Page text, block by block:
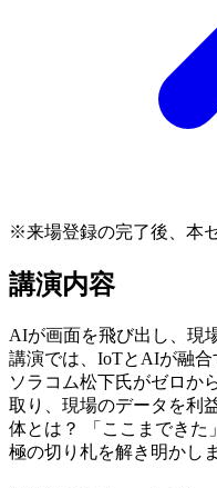
※来場登録の完了後、本
講演内容
AIが画面を飛び出し、現
講演では、IoTとAIが融合
ソラコム松下氏がゼロか
取り、現場のデータを利
体とは？ 「ここまできた
極の切り札を解き明かしま